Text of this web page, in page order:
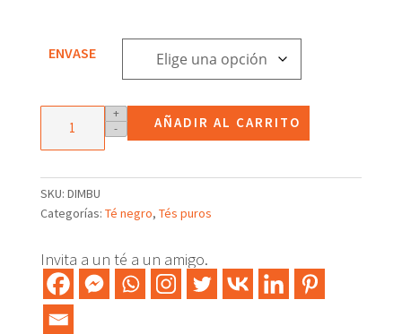
ENVASE
negro
Dimbula
O.P.
Ceilán
cantidad
+
-
AÑADIR AL CARRITO
SKU: DIMBU
Categorías: Té negro, Tés puros
Invita a un té a un amigo.